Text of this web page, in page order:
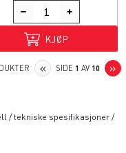
KJØP
«PREVIOUS
SIDE 1 AV 10 »
/ tekniske spesifikasjoner /